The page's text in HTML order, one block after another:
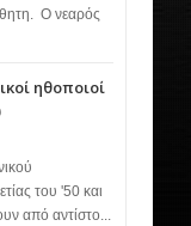
Ο νεαρός
ηθοποιοί
του '50 και
από αντίστο...